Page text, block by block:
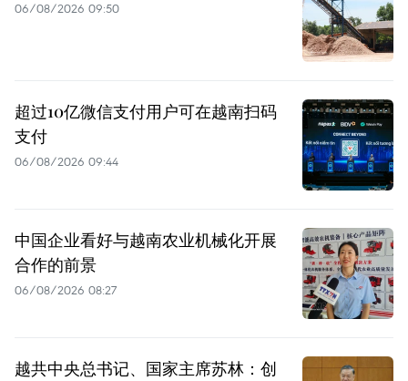
06/08/2026 09:50
超过10亿微信支付用户可在越南扫码
支付
06/08/2026 09:44
中国企业看好与越南农业机械化开展
合作的前景
06/08/2026 08:27
越共中央总书记、国家主席苏林：创